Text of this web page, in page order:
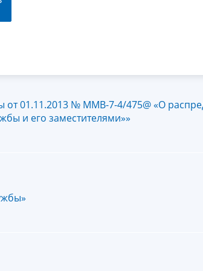
01.11.2013 № ММВ-7-4/475@ «О
и его заместителями»»